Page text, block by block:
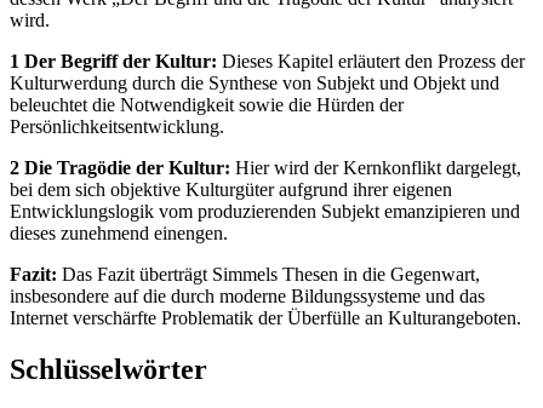
wird.
1 Der Begriff der Kultur: Dieses Kapitel erläutert den Prozess der
Kulturwerdung durch die Synthese von Subjekt und Objekt und
beleuchtet die Notwendigkeit sowie die Hürden der
Persönlichkeitsentwicklung.
2 Die Tragödie der Kultur: Hier wird der Kernkonflikt dargelegt,
bei dem sich objektive Kulturgüter aufgrund ihrer eigenen
Entwicklungslogik vom produzierenden Subjekt emanzipieren und
dieses zunehmend einengen.
Fazit: Das Fazit überträgt Simmels Thesen in die Gegenwart,
insbesondere auf die durch moderne Bildungssysteme und das
Internet verschärfte Problematik der Überfülle an Kulturangeboten.
Schlüsselwörter